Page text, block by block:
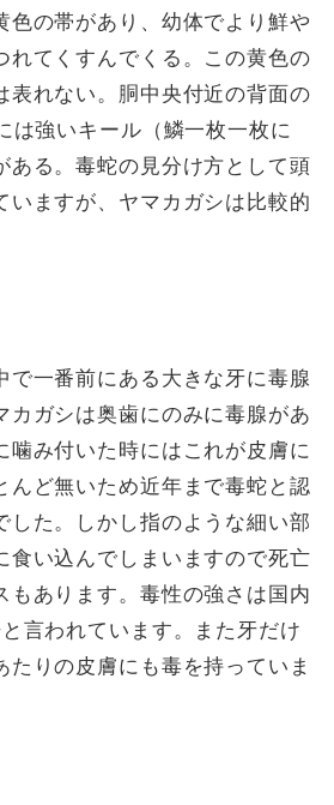
色の帯があり、幼体でより鮮や
れてくすんでくる。この黄色の
表れない。胴中央付近の背面の
は強いキール（鱗一枚一枚に
ある。毒蛇の見分け方として頭
いますが、ヤマカガシは比較的
で一番前にある大きな牙に毒腺
カガシは奥歯にのみに毒腺があ
噛み付いた時にはこれが皮膚に
んど無いため近年まで毒蛇と認
した。しかし指のような細い部
食い込んでしまいますので死亡
もあります。毒性の強さは国内
言われています。また牙だけ
たりの皮膚にも毒を持っていま